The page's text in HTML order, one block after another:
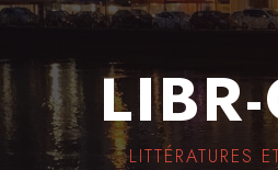
LITTÉRATURES